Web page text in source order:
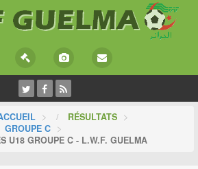
> RÉSULTATS >
GROUPE C >
U18 GROUPE C - L.W.F. GUELMA